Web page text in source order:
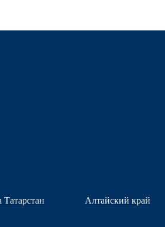
Татарстан Алтайский край